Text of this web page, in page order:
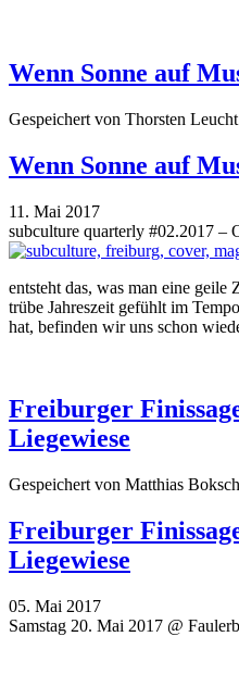
Wenn Sonne auf
Gespeichert von Thorsten Leucht
Wenn Sonne auf
11. Mai 2017
subculture quarterly #02.2017 –
entsteht das, was man eine geile
trübe Jahreszeit gefühlt im
hat, befinden wir uns schon
Freiburger
Liegewiese
Gespeichert von Matthias Boksch
Freiburger
Liegewiese
05. Mai 2017
Samstag 20. Mai 2017 @